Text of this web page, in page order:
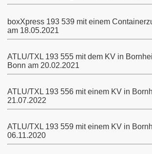
boxXpress 193 539 mit einem
am 18.05.2021
ATLU/TXL 193 555 mit dem KV in
Bonn am 20.02.2021
ATLU/TXL 193 556 mit einem KV in
21.07.2022
ATLU/TXL 193 559 mit einem KV in
06.11.2020